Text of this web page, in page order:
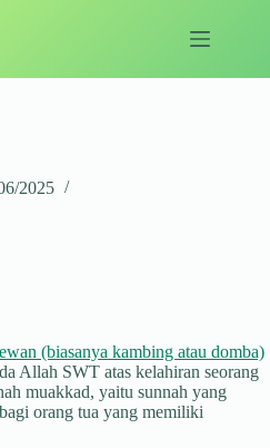
2025
(biasanya kambing atau domba)
Allah SWT atas kelahiran seorang
muakkad, yaitu sunnah yang
orang tua yang memiliki